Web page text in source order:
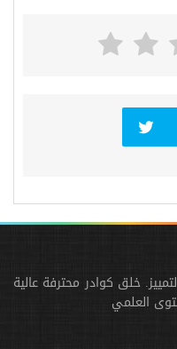
خلق كوادر محترفة عالية
العلمي